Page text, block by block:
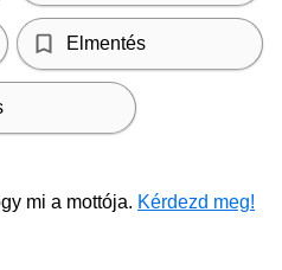
Elmentés
mi a mottója. Kérdezd meg!